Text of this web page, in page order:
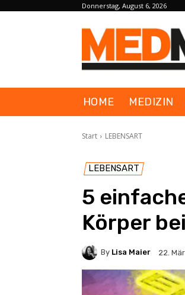
Donnerstag, August 6, 2026
HOME MEDIZIN
Start LEBENSART
LEBENSART
5
Körper
By Lisa Maier 22.